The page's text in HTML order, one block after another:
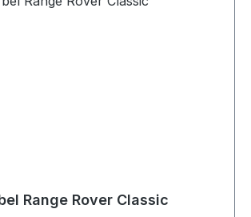
Range Rover Classic